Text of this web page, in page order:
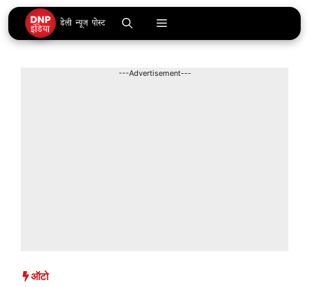
Skip
to
content
Menu
---Advertisement---
ऑटो